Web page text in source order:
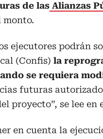
de las Alianzas
monto.
ejecutores podrán
(Confis) la
se requiera
futuras
proyecto”, se lee en
en cuenta la